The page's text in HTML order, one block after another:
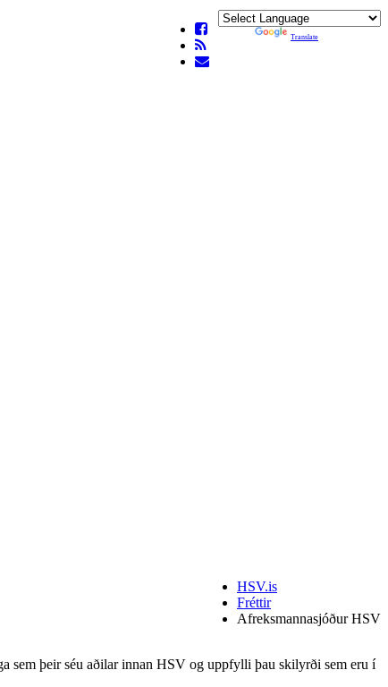
Translate
HSV.is
Fréttir
Afreksmannasjóður HSV
sem þeir séu aðilar innan HSV og uppfylli þau skilyrði sem eru í